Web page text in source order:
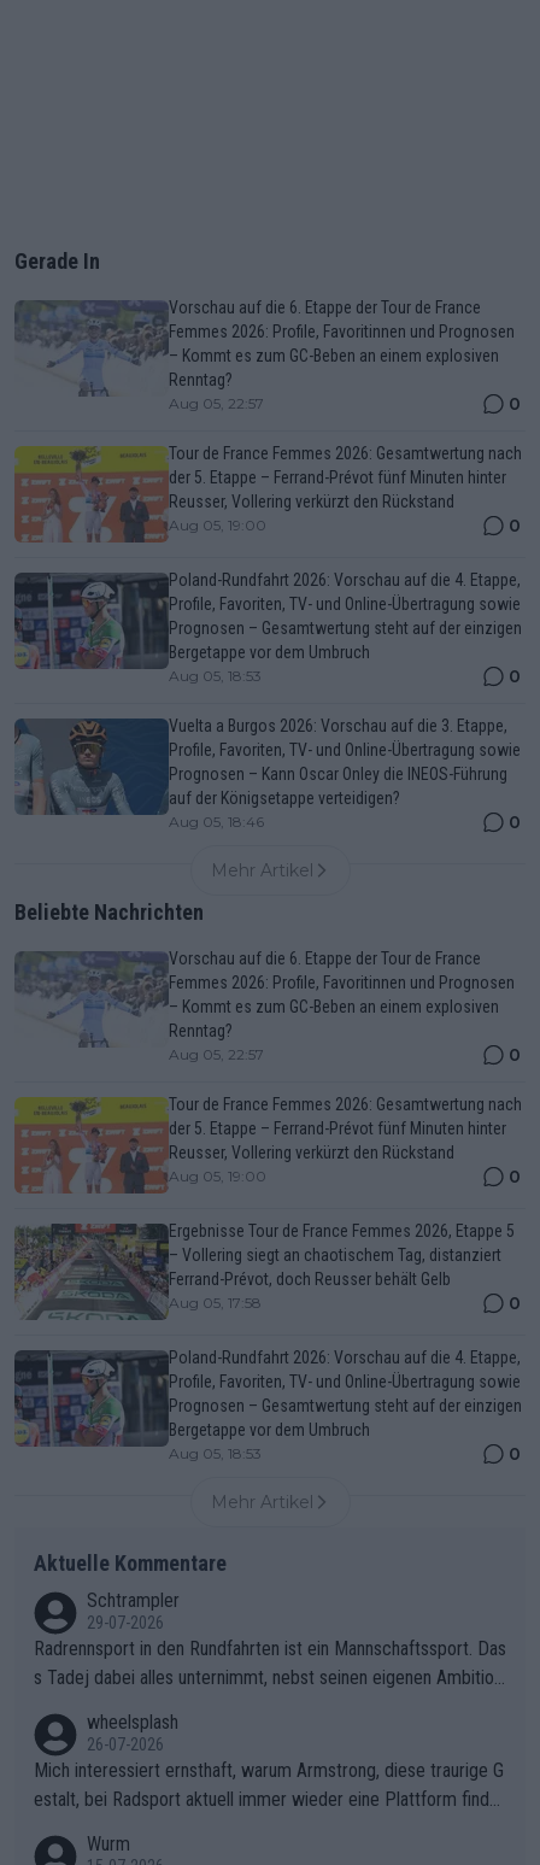
Gerade In
Vorschau auf die 6. Etappe der Tour de France
Femmes 2026: Profile, Favoritinnen und Prognosen
– Kommt es zum GC-Beben an einem explosiven
Renntag?
Aug 05, 22:57 0
Tour de France Femmes 2026: Gesamtwertung nach
der 5. Etappe – Ferrand-Prévot fünf Minuten hinter
Reusser, Vollering verkürzt den Rückstand
Aug 05, 19:00 0
Poland-Rundfahrt 2026: Vorschau auf die 4. Etappe,
Profile, Favoriten, TV- und Online-Übertragung sowie
Prognosen – Gesamtwertung steht auf der einzigen
Bergetappe vor dem Umbruch
Aug 05, 18:53 0
Vuelta a Burgos 2026: Vorschau auf die 3. Etappe,
Profile, Favoriten, TV- und Online-Übertragung sowie
Prognosen – Kann Oscar Onley die INEOS-Führung
auf der Königsetappe verteidigen?
Aug 05, 18:46 0
Mehr Artikel
Beliebte Nachrichten
Vorschau auf die 6. Etappe der Tour de France
Femmes 2026: Profile, Favoritinnen und Prognosen
– Kommt es zum GC-Beben an einem explosiven
Renntag?
Aug 05, 22:57 0
Tour de France Femmes 2026: Gesamtwertung nach
der 5. Etappe – Ferrand-Prévot fünf Minuten hinter
Reusser, Vollering verkürzt den Rückstand
Aug 05, 19:00 0
Ergebnisse Tour de France Femmes 2026, Etappe 5
– Vollering siegt an chaotischem Tag, distanziert
Ferrand-Prévot, doch Reusser behält Gelb
Aug 05, 17:58 0
Poland-Rundfahrt 2026: Vorschau auf die 4. Etappe,
Profile, Favoriten, TV- und Online-Übertragung sowie
Prognosen – Gesamtwertung steht auf der einzigen
Bergetappe vor dem Umbruch
Aug 05, 18:53 0
Mehr Artikel
Aktuelle Kommentare
Schtrampler
29-07-2026
Radrennsport in den Rundfahrten ist ein Mannschaftssport. Das
s Tadej dabei alles unternimmt, nebst seinen eigenen Ambition
ganze Team auch mental stark zu machen und konkret am Erf
olg teilzuhaben, ist ihm ganz hoch anzurechnen. Das ist ein Zei
chen weit über den Radsport hinaus.
wheelsplash
26-07-2026
Mich interessiert ernsthaft, warum Armstrong, diese traurige G
estalt, bei Radsport aktuell immer wieder eine Plattform finde
Wurm